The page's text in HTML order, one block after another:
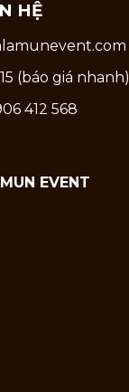
HỆ
(báo giá nhanh)
412 568
EVENT